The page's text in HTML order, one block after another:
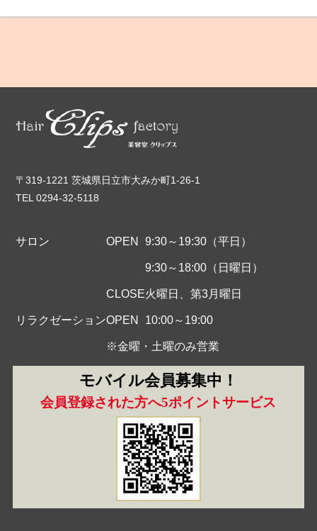
〒319-1221 茨城県日立市大みか町1-26-1
TEL 0294-32-5118
サロン OPEN 9:30～19:30（平日）
9:30～18:00（日曜日）
CLOSE火曜日、第3月曜日
リラクゼーションOPEN 10:00～19:00
※金曜・土曜のみ営業
モバイル会員募集中！
会員登録された方へ5ポイントサービス